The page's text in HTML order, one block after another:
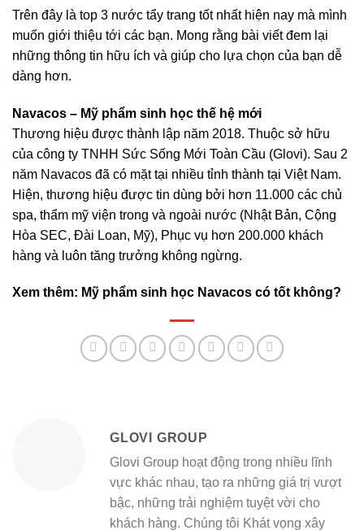
Trên đây là top 3 nước tẩy trang tốt nhất hiện nay mà mình
muốn giới thiệu tới các bạn. Mong rằng bài viết đem lại
những thông tin hữu ích và giúp cho lựa chọn của bạn dễ
dàng hơn.
Navacos – Mỹ phẩm sinh học thế hệ mới
Thương hiệu được thành lập năm 2018. Thuộc sở hữu
của công ty TNHH Sức Sống Mới Toàn Cầu (Glovi). Sau 2
năm Navacos đã có mặt tại nhiều tỉnh thành tại Việt Nam.
Hiện, thương hiệu được tin dùng bởi hơn 11.000 các chủ
spa, thẩm mỹ viện trong và ngoài nước (Nhật Bản, Cộng
Hòa SEC, Đài Loan, Mỹ), Phục vụ hơn 200.000 khách
hàng và luôn tăng trưởng không ngừng.
Xem thêm: Mỹ phẩm sinh học Navacos có tốt không?
GLOVI GROUP
Glovi Group hoạt động trong nhiều lĩnh
vực khác nhau, tạo ra những giá trị vượt
bậc, những trải nghiệm tuyệt vời cho
khách hàng. Chúng tôi Khát vọng xây